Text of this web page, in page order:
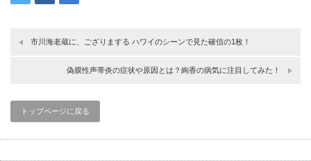
市川海老蔵に、ござりまする ハワイのシーンで見た確信の1枚！
偽膜性声帯炎の症状や原因とは？絢香の病気に注目してみた！
トップページに戻る